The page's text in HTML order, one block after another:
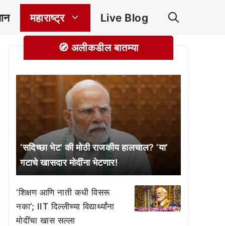
महाराष्ट्र Live Blog
🧭 अलीकडील बातम्या
‘सदिच्छा भेट’ की मोठी राजकीय हालचाल? ‘या’
गटाचे खासदार मोदींना भेटणार!
‘शिक्षण आणि नाती कधी विसरू
नका’; IIT दिल्लीच्या विद्यार्थ्यांना
मोदींचा खास सल्ला